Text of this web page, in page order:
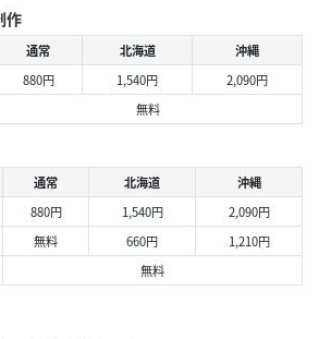
作
通常 北海道
沖縄
880円 1,540円
2,090円
無料
通常 北海道
沖縄
880円 1,540円
2,090円
無料 660円
1,210円
無料